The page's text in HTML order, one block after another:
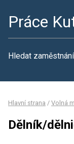
Práce
Hledat zaměstnání
Hlavní strana / Volná
Dělník/